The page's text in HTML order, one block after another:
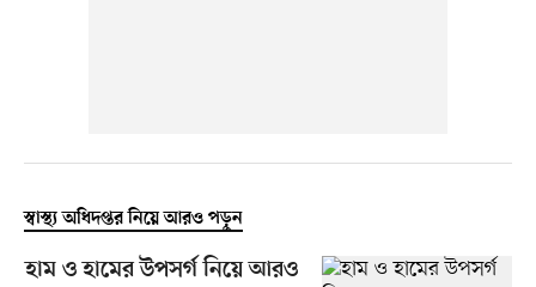
স্বাস্থ্য অধিদপ্তর নিয়ে আরও পড়ুন
হাম ও হামের উপসর্গ নিয়ে আরও